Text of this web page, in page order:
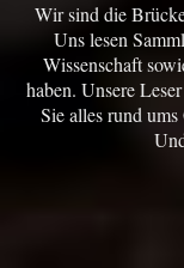
Wir sind die
Uns lesen
Wissenschaft
haben. Unsere
Sie alles rund